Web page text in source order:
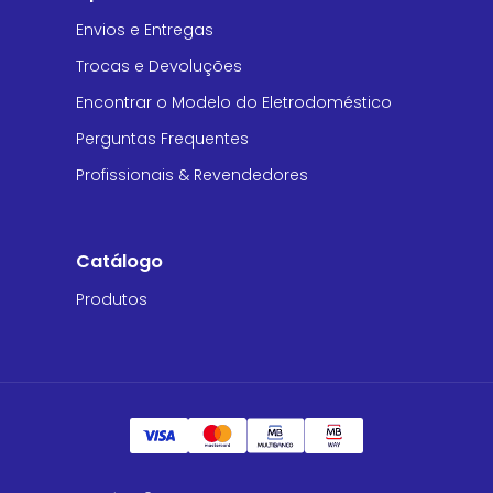
Envios e Entregas
Trocas e Devoluções
Encontrar o Modelo do Eletrodoméstico
Perguntas Frequentes
Profissionais & Revendedores
Catálogo
Produtos